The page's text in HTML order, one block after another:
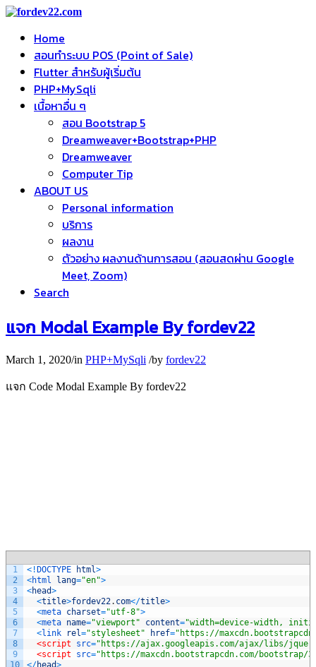
Home
สอนทำระบบ POS (Point of Sale)
Flutter สำหรับผู้เริ่มต้น
PHP+MySqli
เนื้อหาอื่น ๆ
สอน Bootstrap 5
Dreamweaver+Bootstrap+PHP
Dreamweaver
Computer Tip
ABOUT US
Personal information
บริการ
ผลงาน
ตัวอย่าง ผลงานด้านการสอน (สอนสดผ่าน Google
Meet, Zoom)
Search
แจก Modal Example By fordev22
March 1, 2020/in PHP+MySqli /by fordev22
แจก Code Modal Example By fordev22
1
2
3
4
5
6
7
8
9
10
< !DOCTYPE html>
<html lang="en">
<head>
<title>fordev22. com</title>
<meta charset="utf-8">
<meta name="viewport" content="width=device-width,
<link rel="stylesheet" href="https://
<script src="https://ajax.googleapis.com/ajax/libs/
<script src="https://maxcdn.bootstrapcdn.com/
</head>